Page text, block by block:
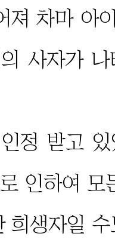
져 차마 아
사자가
정 받고
인하여
희생자일